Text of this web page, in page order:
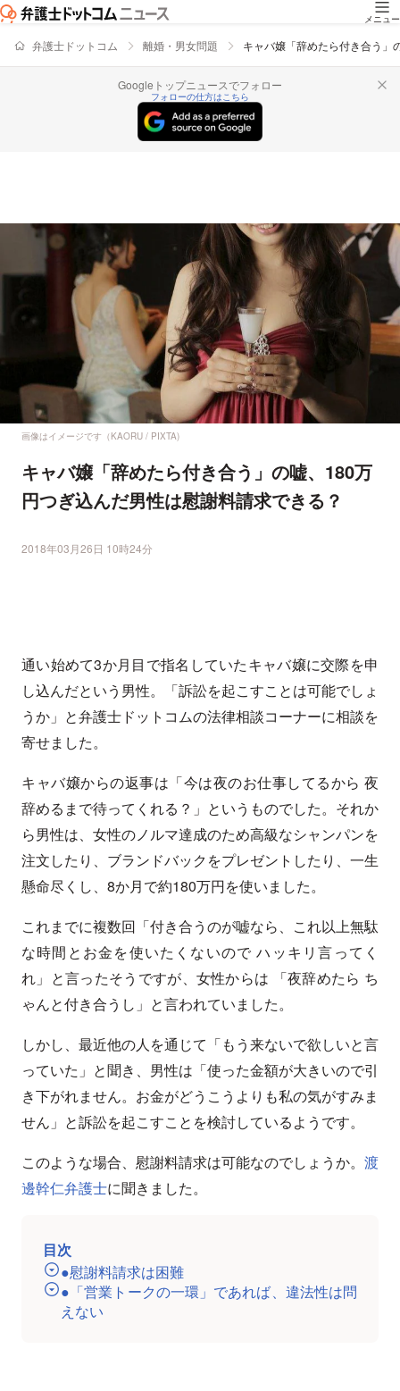
メニュー
弁護士ドットコム 離婚・男女問題 キャバ嬢「辞めたら付き合う」
Googleトップニュースでフォロー
フォローの仕方はこちら
画像はイメージです（KAORU / PIXTA)
キャバ嬢「辞めたら付き合う」の嘘、180万
円つぎ込んだ男性は慰謝料請求できる？
2018年03月26日 10時24分
通い始めて3か月目で指名していたキャバ嬢に交際を申
し込んだという男性。「訴訟を起こすことは可能でしょ
うか」と弁護士ドットコムの法律相談コーナーに相談を
寄せました。
キャバ嬢からの返事は「今は夜のお仕事してるから 夜
辞めるまで待ってくれる？」というものでした。それか
ら男性は、女性のノルマ達成のため高級なシャンパンを
注文したり、ブランドバックをプレゼントしたり、一生
懸命尽くし、8か月で約180万円を使いました。
これまでに複数回「付き合うのが嘘なら、これ以上無駄
な時間とお金を使いたくないので ハッキリ言ってく
れ」と言ったそうですが、女性からは 「夜辞めたら ち
ゃんと付き合うし」と言われていました。
しかし、最近他の人を通じて「もう来ないで欲しいと言
っていた」と聞き、男性は「使った金額が大きいので引
き下がれません。お金がどうこうよりも私の気がすみま
せん」と訴訟を起こすことを検討しているようです。
このような場合、慰謝料請求は可能なのでしょうか。 渡
邊幹仁弁護士に聞きました。
目次
●慰謝料請求は困難
●「営業トークの一環」であれば、違法性は問
えない